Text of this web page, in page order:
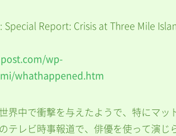
Special Report: Crisis at Three Mile
wp-
whathappened.htm
界中で衝撃を与えたようで、特にマッ
テレビ時事報道で、俳優を使って演じ